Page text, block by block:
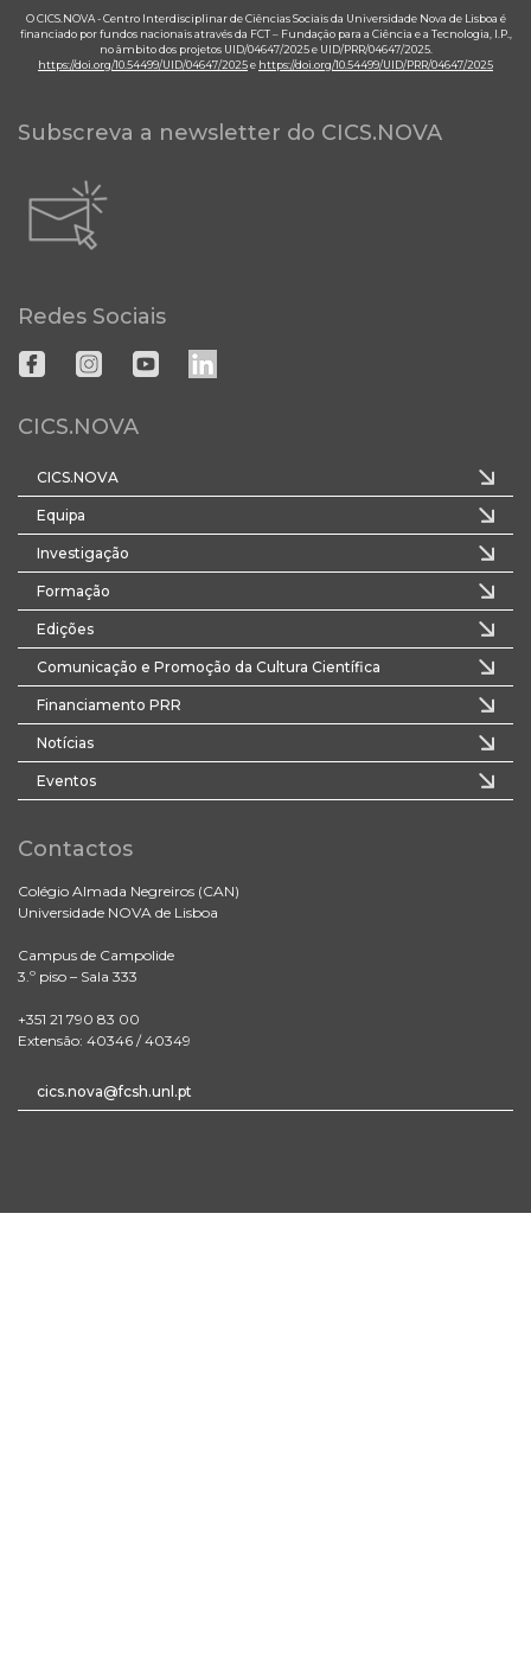
O CICS.NOVA - Centro Interdisciplinar de Ciências Sociais da Universidade Nova de Lisboa é
financiado por fundos nacionais através da FCT – Fundação para a Ciência e a Tecnologia, I.P.,
no âmbito dos projetos UID/04647/2025 e UID/PRR/04647/2025.
https://doi.org/10.54499/UID/04647/2025e https://doi.org/10.54499/UID/PRR/04647/2025
Subscreva a newsletter do CICS.NOVA
Redes Sociais
CICS.NOVA
CICS.NOVA
Equipa
Investigação
Formação
Edições
Comunicação e Promoção da Cultura Científica
Financiamento PRR
Notícias
Eventos
Contactos
Colégio Almada Negreiros (CAN)
Universidade NOVA de Lisboa
Campus de Campolide
3.º piso – Sala 333
+351 21 790 83 00
Extensão: 40346 / 40349
cics.nova@fcsh.unl.pt